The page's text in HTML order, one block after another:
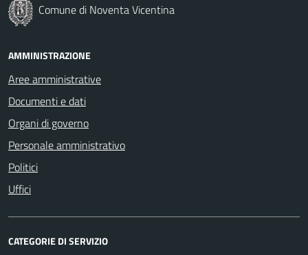
Comune di Noventa Vicentina
AMMINISTRAZIONE
Aree amministrative
Documenti e dati
Organi di governo
Personale amministrativo
Politici
Uffici
CATEGORIE DI SERVIZIO